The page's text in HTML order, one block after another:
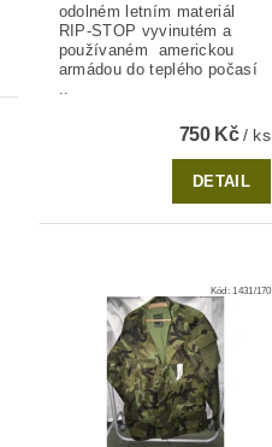
odolném letním materiál
RIP-STOP vyvinutém a
používaném americkou
armádou do teplého počasí
..
750 Kč/ ks
DETAIL
Kód:1431/170